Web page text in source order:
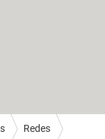
Redes